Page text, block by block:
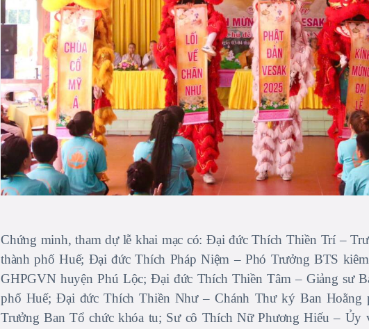
Chứng minh, tham dự lễ khai mạc có: Đại đức Thích Thiền Trí –
thành phố Huế; Đại đức Thích Pháp Niệm – Phó Trưởng BTS
GHPGVN huyện Phú Lộc; Đại đức Thích Thiền Tâm – Giảng sư
phố Huế; Đại đức Thích Thiền Như – Chánh Thư ký Ban Hoằng
Trưởng Ban Tổ chức khóa tu; Sư cô Thích Nữ Phương Hiếu –